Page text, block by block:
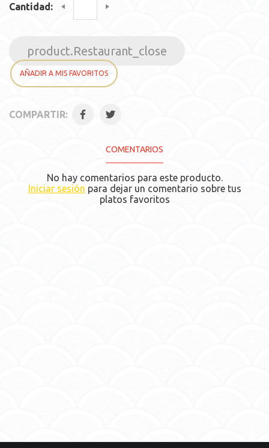
Gambas(5p)
Tofu Ahumado(50g)
Shitake(50g)
Champiñones(50g)
Espinacas +0.95€
Cantidad:
product.Restaurant_close
AÑADIR A MIS FAVORITOS
COMPARTIR:
COMENTARIOS
No hay comentarios para este producto.
Iniciar sesión para dejar un comentario sobre tus
platos favoritos